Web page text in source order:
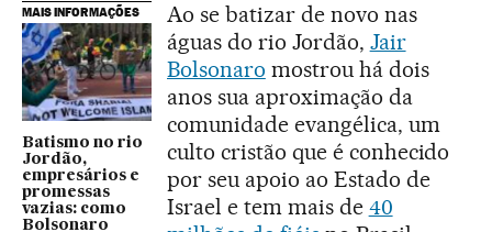
MAIS INFORMAÇÕES
Batismo no rio
Jordão,
empresários e
promessas
vazias: como
Bolsonaro
Ao se batizar de novo nas
águas do rio Jordão, Jair
Bolsonaro mostrou há dois
anos sua aproximação da
comunidade evangélica, um
culto cristão que é conhecido
por seu apoio ao Estado de
Israel e tem mais de 40